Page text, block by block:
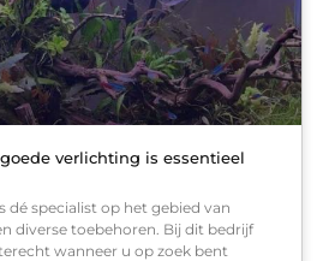
verlichting is essentieel
dé specialist op het gebied van
diverse toebehoren. Bij dit bedrijf
wanneer u op zoek bent